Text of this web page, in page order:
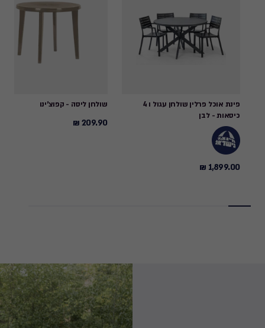
פינת אוכל פרלין שולחן עגול ו 4
כיסאות - לבן
1,899.00
1,899.00 ₪
שולחן ליסה - קפוצ'ינו
209.90
209.90 ₪